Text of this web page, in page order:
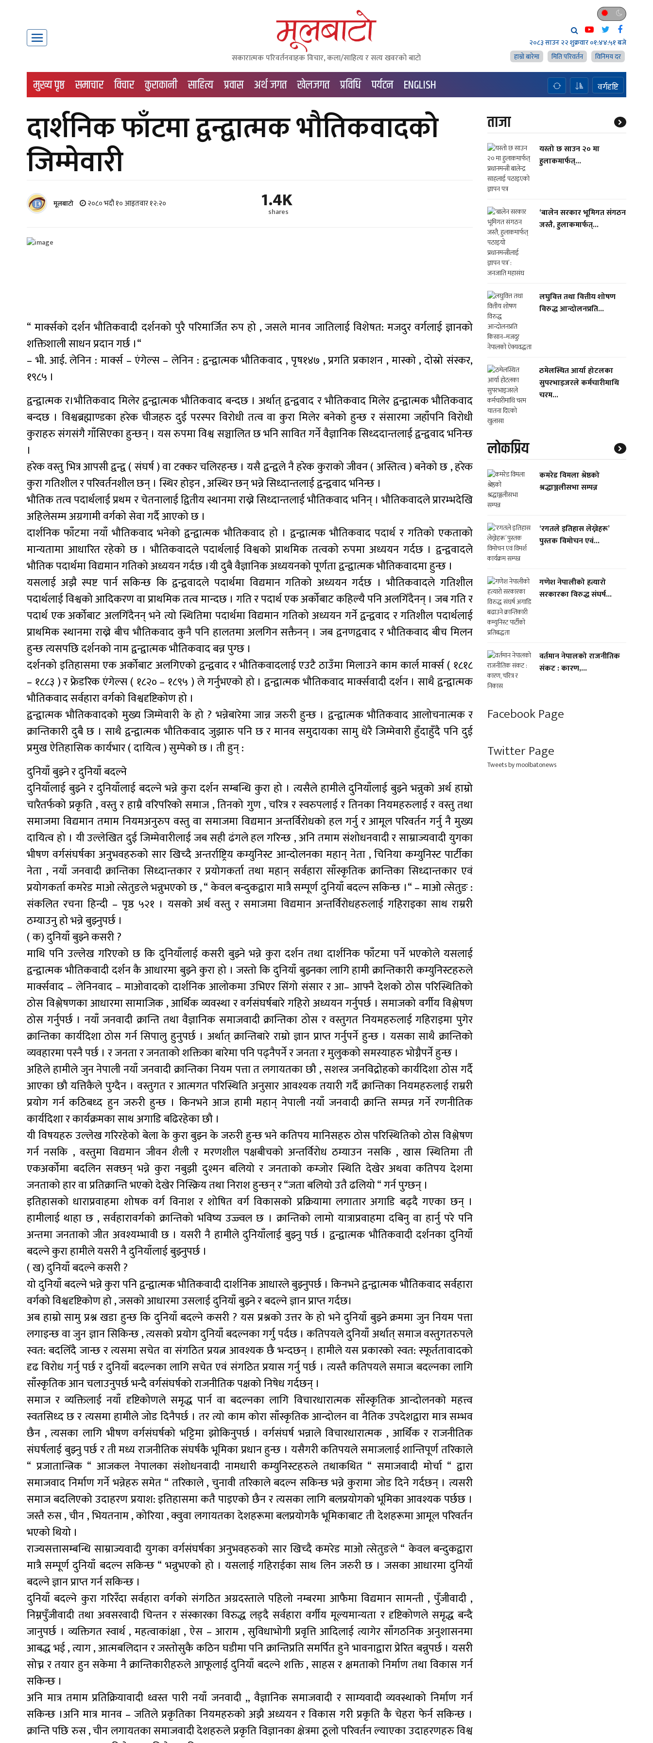
सकारात्मक परिवर्तनवाहक विचार, कला/साहित्य र सत्य खवरको बाटाे
२०८३ साउन २२ शुक्रवार०१:४४:५२ बजे
हाम्राे बारेमा
मिति परिवर्तन विनिमय दर
मुख्य पृष्ठ समाचार विचार कुराकानी साहित्य प्रवास अर्थ जगत खेलजगत प्रविधि पर्यटन ENGLISH वर्गदृष्टि
दार्शनिक फाँटमा द्वन्द्वात्मक भौतिकवादको
जिम्मेवारी
मूलबाटाे २०८० भदौ १० आइतवार १२:२० 1.4K
shares
“ मार्क्सको दर्शन भौतिकवादी दर्शनको पुरै परिमार्जित रुप हो , जसले मानव जातिलाई विशेषत: मजदुर वर्गलाई ज्ञानको
शक्तिशाली साधन प्रदान गर्छ ।“
– भी. आई. लेनिन : मार्क्स – एंगेल्स – लेनिन : द्वन्द्वात्मक भौतिकवाद , पृष१४७ , प्रगति प्रकाशन , मास्को , दोस्रो संस्कर,
१९८५ ।
द्वन्द्वात्मक र।भौतिकवाद मिलेर द्वन्द्वात्मक भौतिकवाद बन्दछ । अर्थात् द्वन्द्ववाद र भौतिकवाद मिलेर द्वन्द्वात्मक भौतिकवाद
बन्दछ । विश्वब्रह्माण्डका हरेक चीजहरु दुई परस्पर विरोधी तत्व वा कुरा मिलेर बनेको हुन्छ र संसारमा जहाँपनि विरोधी
कुराहरु संगसंगै गाँसिएका हुन्छन् । यस रुपमा विश्व सञ्चालित छ भनि सावित गर्ने वैज्ञानिक सिध्ददान्तलाई द्वन्द्ववाद भनिन्छ
।
हरेक वस्तु भित्र आपसी द्वन्द्व ( संघर्ष ) वा टक्कर चलिरहन्छ । यसै द्वन्द्वले नै हरेक कुराको जीवन ( अस्तित्व ) बनेको छ , हरेक
कुरा गतिशील र परिवर्तनशील छन् । स्थिर होइन , अस्थिर छन् भन्ने सिध्दान्तलाई द्वन्द्ववाद भनिन्छ ।
भौतिक तत्व पदार्थलाई प्रथम र चेतनालाई द्वितीय स्थानमा राख्ने सिध्दान्तलाई भौतिकवाद भनिन् । भौतिकवादले प्रारम्भदेखि
अहिलेसम्म अग्रगामी वर्गको सेवा गर्दै आएको छ ।
दार्शनिक फाँटमा नयाँ भौतिकवाद भनेको द्वन्द्वात्मक भौतिकवाद हो । द्वन्द्वात्मक भौतिकवाद पदार्थ र गतिको एकताको
मान्यतामा आधारित रहेको छ । भौतिकवादले पदार्थलाई विश्वको प्राथमिक तत्वको रुपमा अध्ययन गर्दछ । द्वन्द्ववादले
भौतिक पदार्थमा विद्यमान गतिको अध्ययन गर्दछ ।यी दुबै वैज्ञानिक अध्ययनको पूर्णता द्वन्द्वात्मक भौतिकवादमा हुन्छ ।
यसलाई अझै स्पष्ट पार्न सकिन्छ कि द्वन्द्ववादले पदार्थमा विद्यमान गतिको अध्ययन गर्दछ । भौतिकवादले गतिशील
पदार्थलाई विश्वको आदिकरण वा प्राथमिक तत्व मान्दछ । गति र पदार्थ एक अर्कोबाट कहिल्यै पनि अलगिँदैनन् । जब गति र
पदार्थ एक अर्कोबाट अलगिँदैनन् भने त्यो स्थितिमा पदार्थमा विद्यमान गतिको अध्ययन गर्ने द्वन्द्ववाद र गतिशील पदार्थलाई
प्राथमिक स्थानमा राख्ने बीच भौतिकवाद कुनै पनि हालतमा अलगिन सक्तैनन् । जब द्वनणद्ववाद र भौतिकवाद बीच मिलन
हुन्छ त्यसपछि दर्शनको नाम द्वन्द्वात्मक भौतिकवाद बन्न पुग्छ ।
दर्शनको इतिहासमा एक अर्कोबाट अलगिएको द्वन्द्ववाद र भौतिकवादलाई एउटै ठाउँमा मिलाउने काम कार्ल मार्क्स ( १८१८
– १८८३ ) र फ्रेडरिक एंगेल्स ( १८२० – १८९५ ) ले गर्नुभएको हो । द्वन्द्वात्मक भौतिकवाद मार्क्सवादी दर्शन । साथै द्वन्द्वात्मक
भौतिकवाद सर्वहारा वर्गको विश्वदृष्टिकोण हो ।
द्वन्द्वात्मक भौतिकवादको मुख्य जिम्मेवारी के हो ? भन्नेबारेमा जान्न जरुरी हुन्छ । द्वन्द्वात्मक भौतिकवाद आलोचनात्मक र
क्रान्तिकारी दुबै छ । साथै द्वन्द्वात्मक भौतिकवाद जुझारु पनि छ र मानव समुदायका सामु धेरै जिम्मेवारी हुँदाहुँदै पनि दुई
प्रमुख ऐतिहासिक कार्यभार ( दायित्व ) सुम्पेको छ । ती हुन् :
दुनियाँ बुझ्ने र दुनियाँ बदल्ने
दुनियाँलाई बुझ्ने र दुनियाँलाई बदल्ने भन्ने कुरा दर्शन सम्बन्धि कुरा हो । त्यसैले हामीले दुनियाँलाई बुझ्ने भन्नुको अर्थ हाम्रो
चारैतर्फको प्रकृति , वस्तु र हाम्रै वरिपरिको समाज , तिनको गुण , चरित्र र स्वरुपलाई र तिनका नियमहरुलाई र वस्तु तथा
समाजमा विद्यमान तमाम नियमअनुरुप वस्तु वा समाजमा विद्यमान अन्तर्विरोधको हल गर्नु र आमूल परिवर्तन गर्नु नै मुख्य
दायित्व हो । यी उल्लेखित दुई जिम्मेवारीलाई जब सही ढंगले हल गरिन्छ , अनि तमाम संशोधनवादी र साम्राज्यवादी युगका
भीषण वर्गसंघर्षका अनुभवहरुको सार खिच्दै अन्तर्राष्ट्रिय कम्युनिस्ट आन्दोलनका महान् नेता , चिनिया कम्युनिस्ट पार्टीका
नेता , नयाँ जनवादी क्रान्तिका सिध्दान्तकार र प्रयोगकर्ता तथा महान् सर्वहारा साँस्कृतिक क्रान्तिका सिध्दान्तकार एवं
प्रयोगकर्ता कमरेड माओ त्सेतुङले भन्नुभएको छ , “ केवल बन्दुकद्वारा मात्रै सम्पूर्ण दुनियाँ बदल्न सकिन्छ ।“ – माओ त्सेतुङ :
संकलित रचना हिन्दी – पृष्ठ ५२१ । यसको अर्थ वस्तु र समाजमा विद्यमान अन्तर्विरोधहरुलाई गहिराइका साथ राम्ररी
ठम्याउनु हो भन्ने बुझ्नुपर्छ ।
( क) दुनियाँ बुझ्ने कसरी ?
माथि पनि उल्लेख गरिएको छ कि दुनियाँलाई कसरी बुझ्ने भन्ने कुरा दर्शन तथा दार्शनिक फाँटमा पर्ने भएकोले यसलाई
द्वन्द्वात्मक भौतिकवादी दर्शन कै आधारमा बुझ्ने कुरा हो । जस्तो कि दुनियाँ बुझ्नका लागि हामी क्रान्तिकारी कम्युनिस्टहरुले
मार्क्सवाद – लेनिनवाद – माओवादको दार्शनिक आलोकमा उभिएर सिंगो संसार र आ– आफ्नै देशको ठोस परिस्थितिको
ठोस विश्लेषणका आधारमा सामाजिक , आर्थिक व्यवस्था र वर्गसंघर्षबारे गहिरो अध्ययन गर्नुपर्छ । समाजको वर्गीय विश्लेषण
ठोस गर्नुपर्छ । नयाँ जनवादी क्रान्ति तथा वैज्ञानिक समाजवादी क्रान्तिका ठोस र वस्तुगत नियमहरुलाई गहिराइमा पुगेर
क्रान्तिका कार्यदिशा ठोस गर्न सिपालु हुनुपर्छ । अर्थात् क्रान्तिबारे राम्रो ज्ञान प्राप्त गर्नुपर्ने हुन्छ । यसका साथै क्रान्तिको
व्यवहारमा पस्नै पर्छ । र जनता र जनताको शक्तिका बारेमा पनि पढ्नैपर्ने र जनता र मुलुकको समस्याहरु भोग्नैपर्ने हुन्छ ।
अहिले हामीले जुन नेपाली नयाँ जनवादी क्रान्तिका नियम पत्ता त लगायतका छौ , सशस्त्र जनविद्रोहको कार्यदिशा ठोस गर्दै
आएका छौ यत्तिकैले पुग्दैन । वस्तुगत र आत्मगत परिस्थिति अनुसार आवश्यक तयारी गर्दै क्रान्तिका नियमहरुलाई राम्ररी
प्रयोग गर्न कठिबध्द हुन जरुरी हुन्छ । किनभने आज हामी महान् नेपाली नयाँ जनवादी क्रान्ति सम्पन्न गर्ने रणनीतिक
कार्यदिशा र कार्यक्रमका साथ अगाडि बढिरहेका छौ ।
यी विषयहरु उल्लेख गरिरहेको बेला के कुरा बुझ्न के जरुरी हुन्छ भने कतिपय मानिसहरु ठोस परिस्थितिको ठोस विश्लेषण
गर्न नसकि , वस्तुमा विद्यमान जीवन शैली र मरणशील पक्षबीचको अन्तर्विरोध ठम्याउन नसकि , खास स्थितिमा ती
एकअर्कोमा बदलिन सक्छन् भन्ने कुरा नबुझी दुश्मन बलियो र जनताको कम्जोर स्थिति देखेर अथवा कतिपय देशमा
जनताको हार वा प्रतिक्रान्ति भएको देखेर निस्क्रिय तथा निराश हुन्छन् र “जता बलियो उतै ढलियो “ गर्न पुग्छन् ।
इतिहासको धाराप्रवाहमा शोषक वर्ग विनाश र शोषित वर्ग विकासको प्रक्रियामा लगातार अगाडि बढ्दै गएका छन् ।
हामीलाई थाहा छ , सर्वहारावर्गको क्रान्तिको भविष्य उज्ज्वल छ । क्रान्तिको लामो यात्राप्रवाहमा दबिनु वा हार्नु परे पनि
अन्तमा जनताको जीत अवश्यम्भावी छ । यसरी नै हामीले दुनियाँलाई बुझ्नु पर्छ । द्वन्द्वात्मक भौतिकवादी दर्शनका दुनियाँ
बदल्ने कुरा हामीले यसरी नै दुनियाँलाई बुझ्नुपर्छ ।
( ख) दुनियाँ बदल्ने कसरी ?
यो दुनियाँ बदल्ने भन्ने कुरा पनि द्वन्द्वात्मक भौतिकवादी दार्शनिक आधारले बुझ्नुपर्छ । किनभने द्वन्द्वात्मक भौतिकवाद सर्वहारा
वर्गको विश्वदृष्टिकोण हो , जसको आधारमा उसलाई दुनियाँ बुझ्ने र बदल्ने ज्ञान प्राप्त गर्दछ।
अब हाम्रो सामु प्रश्न खडा हुन्छ कि दुनियाँ बदल्ने कसरी ? यस प्रश्नको उत्तर के हो भने दुनियाँ बुझ्ने क्रममा जुन नियम पत्ता
लगाइन्छ वा जुन ज्ञान सिकिन्छ , त्यसको प्रयोग दुनियाँ बदल्नका गर्गु पर्दछ । कतिपयले दुनियाँ अर्थात् समाज वस्तुगतरुपले
स्वत: बदलिँदै जान्छ र त्यसमा सचेत वा संगठित प्रयत्न आवश्यक छै भन्दछन् । हामीले यस प्रकारको स्वत: स्फूर्ततावादको
दृढ विरोध गर्नु पर्छ र दुनियाँ बदल्नका लागि सचेत एवं संगठित प्रयास गर्नु पर्छ । त्यस्तै कतिपयले समाज बदल्नका लागि
साँस्कृतिक आन चलाउनुपर्छ भन्दै वर्गसंघर्षको राजनीतिक पक्षको निषेध गर्दछन् ।
समाज र व्यक्तिलाई नयाँ दृष्टिकोणले समृद्ध पार्न वा बदल्नका लागि विचारधारात्मक साँस्कृतिक आन्दोलनको महत्त्व
स्वतसिध्द छ र त्यसमा हामीले जोड दिनैपर्छ । तर त्यो काम कोरा साँस्कृतिक आन्दोलन वा नैतिक उपदेशद्वारा मात्र सम्भव
छैन , त्यसका लागि भीषण वर्गसंघर्षको भट्टिमा झोकिनुपर्छ । वर्गसंघर्ष भन्नाले विचारधारात्मक , आर्थिक र राजनीतिक
संघर्षलाई बुझ्नु पर्छ र ती मध्य राजनीतिक संघर्षकै भूमिका प्रधान हुन्छ । यसैगरी कतिपयले समाजलाई शान्तिपूर्ण तरिकाले
“ प्रजातान्त्रिक “ आजकल नेपालका संशोधनवादी नामधारी कम्युनिस्टहरुले तथाकथित “ समाजवादी मोर्चा “ द्वारा
समाजवाद निर्माण गर्ने भन्नेहरु समेत “ तरिकाले , चुनावी तरिकाले बदल्न सकिन्छ भन्ने कुरामा जोड दिने गर्दछन् । त्यसरी
समाज बदलिएको उदाहरण प्रयाश: इतिहासमा कतै पाइएको छैन र त्यसका लागि बलप्रयोगको भूमिका आवश्यक पर्छछ ।
जस्तै रुस , चीन , भियतनाम , कोरिया , क्वुवा लगायतका देशहरूमा बलप्रयोगकै भूमिकाबाट ती देशहरूमा आमूल परिवर्तन
भएको थियो ।
राज्यसत्तासम्बन्धि साम्राज्यवादी युगका वर्गसंघर्षका अनुभवहरुको सार खिच्दै कमरेड माओ त्सेतुङले “ केवल बन्दुकद्वारा
मात्रै सम्पूर्ण दुनियाँ बदल्न सकिन्छ “ भन्नुभएको हो । यसलाई गहिराईका साथ लिन जरुरी छ । जसका आधारमा दुनियाँ
बदल्ने ज्ञान प्राप्त गर्न सकिन्छ ।
दुनियाँ बदल्ने कुरा गरिरँदा सर्वहारा वर्गको संगठित अग्रदस्ताले पहिलो नम्बरमा आफैमा विद्यमान सामन्ती , पुँजीवादी ,
निम्नपुँजीवादी तथा अवसरवादी चिन्तन र संस्कारका विरुद्ध लड्दै सर्वहारा वर्गीय मूल्यमान्यता र दृष्टिकोणले समृद्ध बन्दै
जानुपर्छ । व्यक्तिगत स्वार्थ , महत्वाकांक्षा , ऐस – आराम , सुविधाभोगी प्रवृत्ति आदिलाई त्यागेर साँगठनिक अनुशासनमा
आबद्ध भई , त्याग , आत्मबलिदान र जस्तोसुकै कठिन घडीमा पनि क्रान्तिप्रति समर्पित हुने भावनाद्वारा प्रेरित बन्नुपर्छ । यसरी
सोच्न र तयार हुन सकेमा नै क्रान्तिकारीहरुले आफूलाई दुनियाँ बदल्ने शक्ति , साहस र क्षमताको निर्माण तथा विकास गर्न
सकिन्छ ।
अनि मात्र तमाम प्रतिक्रियावादी ध्वस्त पारी नयाँ जनवादी ,, वैज्ञानिक समाजवादी र साम्यवादी व्यवस्थाको निर्माण गर्न
सकिन्छ ।अनि मात्र मानव – जतिले प्रकृतिका नियमहरुको अझै अध्ययन र विकास गरी प्रकृति कै चेहरा फेर्न सकिन्छ ।
क्रान्ति पछि रुस , चीन लगायतका समाजवादी देशहरुले प्रकृति विज्ञानका क्षेत्रमा ठूलो परिवर्तन ल्याएका उदाहरणहरु विश्व
ताजा
यस्तो छ साउन २० मा
हुलाकमार्फत्...
‘बालेन सरकार भूमिगत संगठन
जस्तै, हुलाकमार्फत्...
लघुवित्त तथा वित्तीय शोषण
विरुद्ध आन्दोलनप्रति...
ठमेलस्थित आर्या होटलका
सुपरभाइजरले कर्मचारीमाथि
चरम...
लाेकप्रिय
कमरेड विमला श्रेष्ठको
श्रद्धाञ्जलीसभा सम्पन्न
‘रगतले इतिहास लेख्नेहरू’
पुस्तक विमोचन एवं...
गणेश नेपालीको हत्यारो
सरकारका विरुद्ध संघर्ष...
वर्तमान नेपालको राजनीतिक
संकट : कारण,...
Facebook Page
Twitter Page
Tweets by moolbatonews